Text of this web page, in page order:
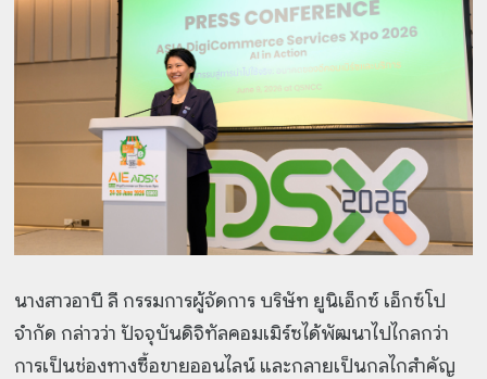
นางสาวอาบี ลี กรรมการผู้จัดการ บริษัท ยูนิเอ็กซ์ เอ็กซ์โป
จำกัด กล่าวว่า ปัจจุบันดิจิทัลคอมเมิร์ซได้พัฒนาไปไกลกว่า
การเป็นช่องทางซื้อขายออนไลน์ และกลายเป็นกลไกสำคัญ